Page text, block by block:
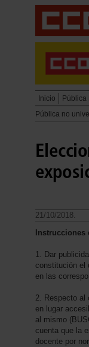
Inicio Pública
Pública no
21/10/2018.
Instrucciones
1. Dar
constitución el
en las
2. Respecto al
en lugar
al mismo
cuenta que la
docente por